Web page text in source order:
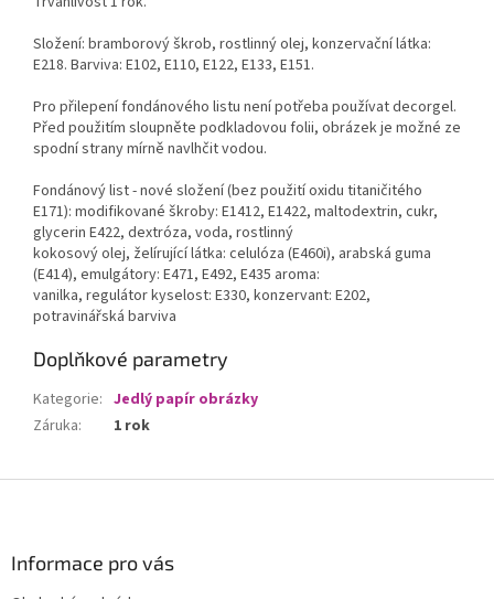
Složení: bramborový škrob, rostlinný olej, konzervační látka:
E218. Barviva: E102, E110, E122, E133, E151.
Pro přilepení fondánového listu není potřeba používat decorgel.
Před použitím sloupněte podkladovou folii, obrázek je možné ze
spodní strany mírně navlhčit vodou.
Fondánový list - nové složení (bez použití oxidu titaničitého
E171): modifikované škroby: E1412, E1422, maltodextrin, cukr,
glycerin E422, dextróza, voda, rostlinný
kokosový olej, želírující látka: celulóza (E460i), arabská guma
(E414), emulgátory: E471, E492, E435 aroma:
vanilka, regulátor kyselost: E330, konzervant: E202,
potravinářská barviva
Doplňkové parametry
Kategorie: Jedlý papír obrázky
Záruka: 1 rok
Informace pro vás